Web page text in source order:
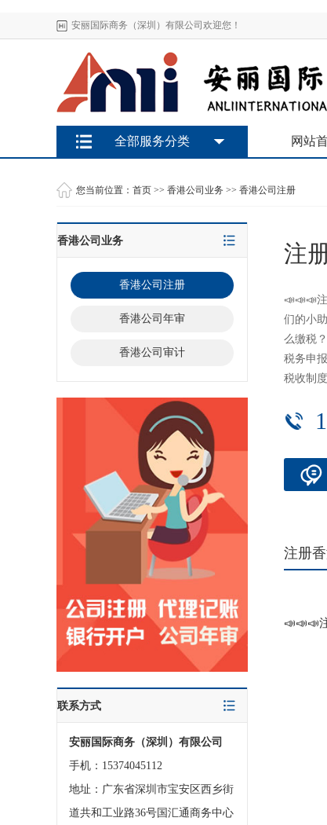
安丽国际商务（深圳）有限公司欢迎您！
网站
全部服务分类
您当前位置： 首页 >> 香港公司业务 >> 香港公司注册
香港公司业务
香港公司注册
香港公司年审
香港公司审计
联系方式
安丽国际商务（深圳）有限公司
手机：15374045112
地址：广东省深圳市宝安区西乡街
道共和工业路36号国汇通商务中心
注
📣📣📣
们的小
么缴税
税务申
税收制
注册
📣📣📣